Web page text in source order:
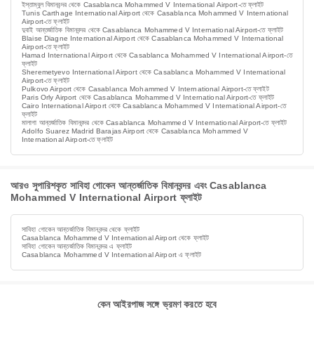
ইস্তাম্বুল বিমানবন্দর থেকে Casablanca Mohammed V International Airport-তে ফ্লাইট
Tunis Carthage International Airport থেকে Casablanca Mohammed V International
Airport-তে ফ্লাইট
দুবাই আন্তর্জাতিক বিমানবন্দর থেকে Casablanca Mohammed V International Airport-তে ফ্লাইট
Blaise Diagne International Airport থেকে Casablanca Mohammed V International
Airport-তে ফ্লাইট
Hamad International Airport থেকে Casablanca Mohammed V International Airport-তে
ফ্লাইট
Sheremetyevo International Airport থেকে Casablanca Mohammed V International
Airport-তে ফ্লাইট
Pulkovo Airport থেকে Casablanca Mohammed V International Airport-তে ফ্লাইট
Paris Orly Airport থেকে Casablanca Mohammed V International Airport-তে ফ্লাইট
Cairo International Airport থেকে Casablanca Mohammed V International Airport-তে
ফ্লাইট
মালাগা আন্তর্জাতিক বিমানবন্দর থেকে Casablanca Mohammed V International Airport-তে ফ্লাইট
Adolfo Suarez Madrid Barajas Airport থেকে Casablanca Mohammed V
International Airport-তে ফ্লাইট
আরও সুপারিশকৃত সাবিহা গোকেন আন্তর্জাতিক বিমানবন্দর এবং Casablanca
Mohammed V International Airport ফ্লাইট
সাবিহা গোকেন আন্তর্জাতিক বিমানবন্দর থেকে ফ্লাইট
Casablanca Mohammed V International Airport থেকে ফ্লাইট
সাবিহা গোকেন আন্তর্জাতিক বিমানবন্দর এ ফ্লাইট
Casablanca Mohammed V International Airport এ ফ্লাইট
কেন আইরপাজ সঙ্গে ভ্রমণ করতে হবে